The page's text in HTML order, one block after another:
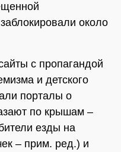
около
с пропагандой
и детского
порталы о
по крышам –
езды на
– прим. ред.) и